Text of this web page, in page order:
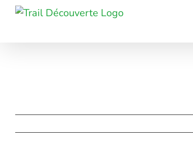
Passer